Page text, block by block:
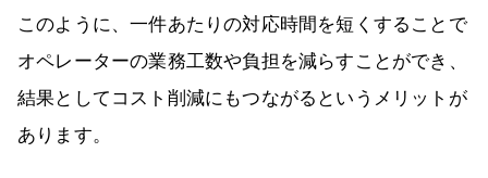
このように、一件あたりの対応時間を短くすることで
オペレーターの業務工数や負担を減らすことができ、
結果としてコスト削減にもつながるというメリットが
あります。